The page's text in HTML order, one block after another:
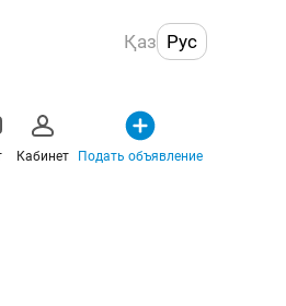
Қаз Рус
Кабинет Подать объявление